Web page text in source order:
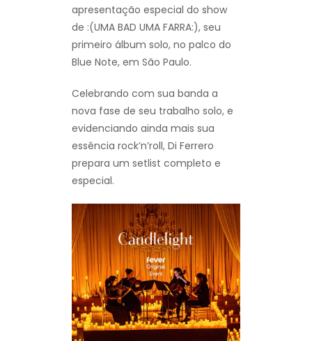
apresentação especial do show
de :(UMA BAD UMA FARRA:), seu
primeiro álbum solo, no palco do
Blue Note, em São Paulo.
Celebrando com sua banda a
nova fase de seu trabalho solo, e
evidenciando ainda mais sua
essência rock’n’roll, Di Ferrero
prepara um setlist completo e
especial.